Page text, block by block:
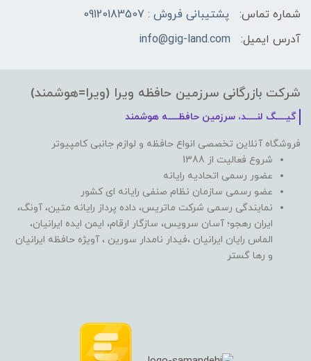
شماره تماس:
پشتیبانی فروش : 09120183507
آدرس ایمیل:
info@gig-land.com
شرکت بازرگانی سرزمین حافظه ویرا (ویرا=هوشمند)
گیـــــگ لنـــــد، سرزمین حافظـــــه هوشمند
فروشگاه آنلاین تخصصی انواع حافظه و لوازم جانبی کامپیوتر
شروع فعالیت از 1388
عضور رسمی اتحادیه رایانه
عضو رسمی سازمان نظام صنفی رایانه ای کشور
نمایندگی رسمی شرکت ماتریس، داده پرداز رایانه متین، آونگ،
ایران رهجو؛ آسان سرویس، سازگار ارقام، ایمن ایده ایرانیان،
الماس رایان ایرانیان ،فیدار نامدار سورین ، آویژه حافظه ایرانیان
و رها گستر